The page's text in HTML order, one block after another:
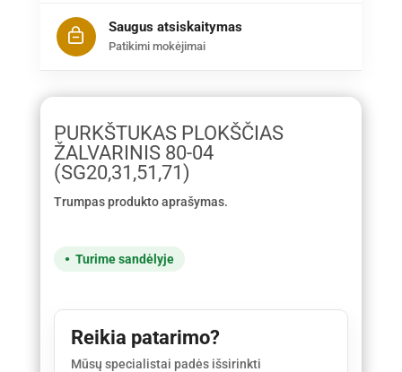
Saugus atsiskaitymas
Patikimi mokėjimai
PURKŠTUKAS PLOKŠČIAS
ŽALVARINIS 80-04
(SG20,31,51,71)
Trumpas produkto aprašymas.
Turime sandėlyje
Reikia patarimo?
Mūsų specialistai padės išsirinkti